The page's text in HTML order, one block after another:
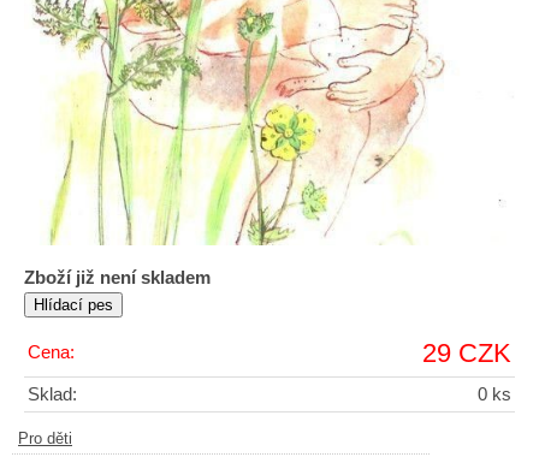
Zboží již není skladem
Cena: 29 CZK
Sklad: 0 ks
Pro děti